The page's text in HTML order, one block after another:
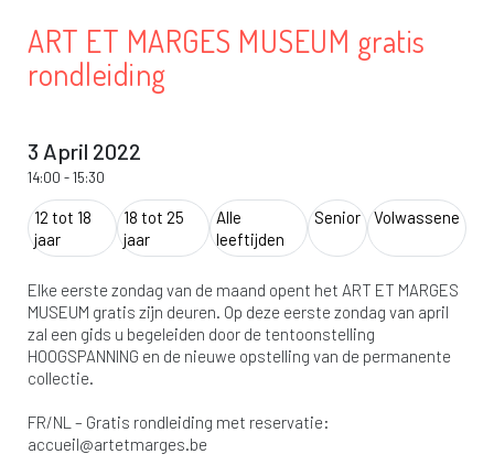
ART ET MARGES MUSEUM gratis
rondleiding
3 April 2022
14:00 -15:30
12 tot 18
jaar
18 tot 25
jaar
Alle
leeftijden
Senior Volwassene
Elke eerste zondag van de maand opent het ART ET MARGES
MUSEUM gratis zijn deuren. Op deze eerste zondag van april
zal een gids u begeleiden door de tentoonstelling
HOOGSPANNING en de nieuwe opstelling van de permanente
collectie.
FR/NL – Gratis rondleiding met reservatie:
accueil@artetmarges.be